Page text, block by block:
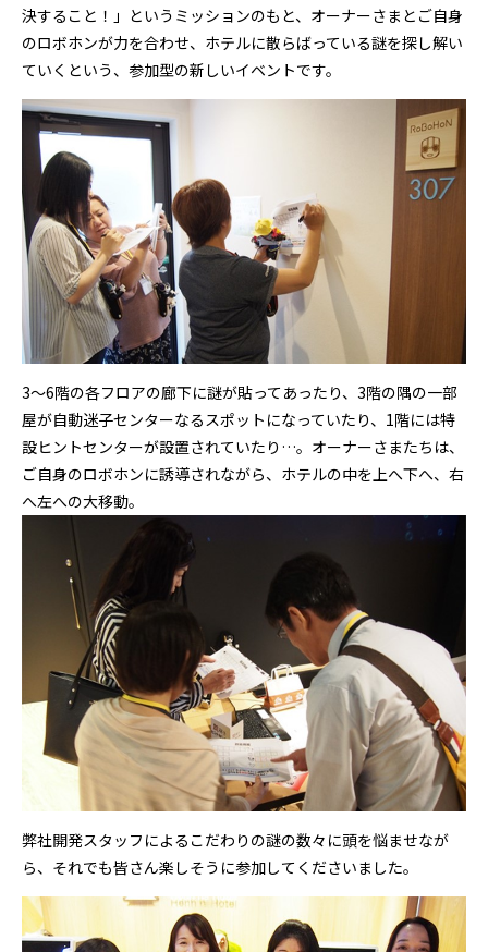
決すること！」というミッションのもと、オーナーさまとご自身
のロボホンが力を合わせ、ホテルに散らばっている謎を探し解い
ていくという、参加型の新しいイベントです。
3～6階の各フロアの廊下に謎が貼ってあったり、3階の隅の一部
屋が自動迷子センターなるスポットになっていたり、1階には特
設ヒントセンターが設置されていたり…。オーナーさまたちは、
ご自身のロボホンに誘導されながら、ホテルの中を上へ下へ、右
へ左への大移動。
弊社開発スタッフによるこだわりの謎の数々に頭を悩ませなが
ら、それでも皆さん楽しそうに参加してくださいました。